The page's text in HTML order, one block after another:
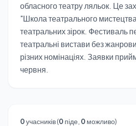
обласного театру ляльок. Це
"Школа театрального
театральних зірок. Фестиваль
театральні вистави без
різних номінаціях. Заявки
червня.
0учасників (0 піде, 0 можливо)